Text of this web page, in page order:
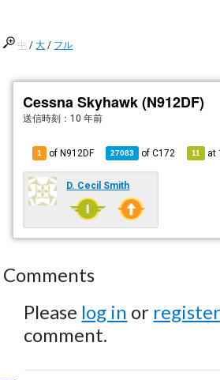
中 /大 / フル
Cessna Skyhawk (N912DF)
送信時刻： 10 年前
1 of N912DF 27083 ofC172 11 at
D. Cecil Smith
Comments
Please log in or register
comment.